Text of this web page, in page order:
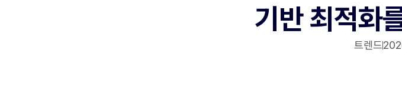
기반 최적화
트렌드